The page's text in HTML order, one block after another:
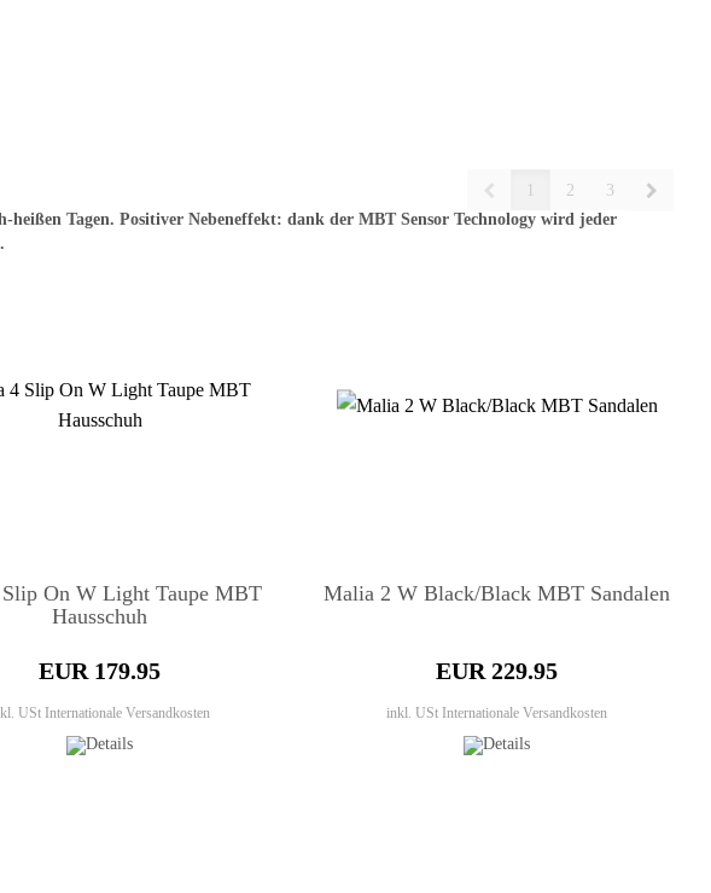
Tagen. Positiver Nebeneffekt: dank der MBT Sensor Technology wird jeder
2 3
Slip On W Light Taupe MBT
Hausschuh
EUR 179.95
USt Internationale Versandkosten
Malia 2 W Black/Black MBT Sandalen
EUR 229.95
inkl. USt Internationale Versandkosten